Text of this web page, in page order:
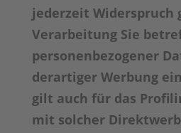
jederzeit Widerspruch
Verarbeitung Sie
personenbezogener
derartiger Werbung
gilt auch für das
mit solcher